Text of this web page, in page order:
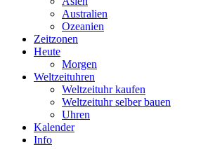
Australien
Ozeanien
Zeitzonen
Heute
Morgen
Weltzeituhren
Weltzeituhr kaufen
Weltzeituhr selber bauen
Uhren
Kalender
Info